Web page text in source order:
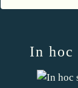
In hoc